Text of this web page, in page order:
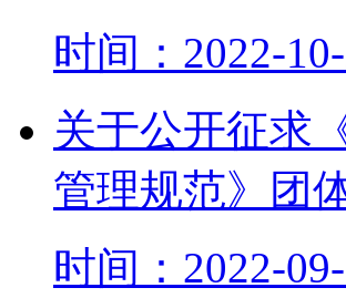
时间：2022-
关于公开征求
管理规范》团
时间：2022-